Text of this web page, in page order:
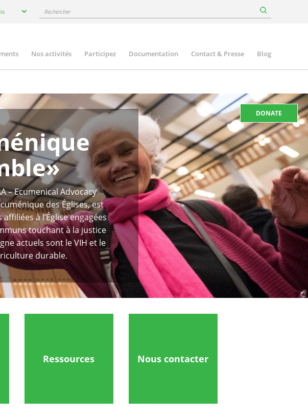
Rechercher
Nos activités Participez Documentation Contact & Presse Blog
– Ecumenical Advocacy
des Églises, est
à l’Église engagées
touchant à la justice
actuels sont le VIH et le
durable.
DONATE
Ressources Nous contacter